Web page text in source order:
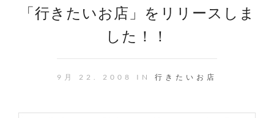
「行きたいお店」をリリースしま
した！！
9月 22. 2008 IN 行きたいお店